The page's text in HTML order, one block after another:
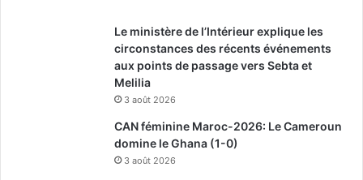
Le ministère de l’Intérieur explique les
circonstances des récents événements
aux points de passage vers Sebta et
Melilia
3 août 2026
CAN féminine Maroc-2026: Le Cameroun
domine le Ghana (1-0)
3 août 2026